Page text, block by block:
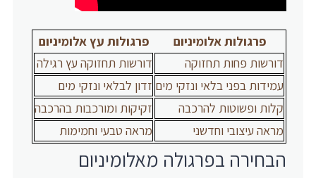
פרגולות אלומיניום
פרגולות עץ אלומיניום
דורשות פחות תחזוקה
דורשות תחזוקה עץ רגילה
עמידות בפני בלאי ונזקי מים זדון לבלאי ונזקי מים
קלות ופשוטות להרכבה
זקיקות ומורכבות בהרכבה
מראה עיצובי וחדשני
מראה טבעי וחמימות
הבחירה בפרגולה מאלומיניום